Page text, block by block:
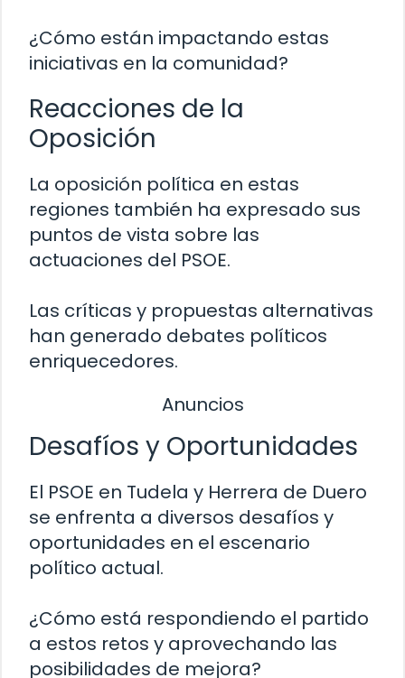
¿Cómo están impactando estas
iniciativas en la comunidad?
Reacciones de la
Oposición
La oposición política en estas
regiones también ha expresado sus
puntos de vista sobre las
actuaciones del PSOE.
Las críticas y propuestas alternativas
han generado debates políticos
enriquecedores.
Anuncios
Desafíos y Oportunidades
El PSOE en Tudela y Herrera de Duero
se enfrenta a diversos desafíos y
oportunidades en el escenario
político actual.
¿Cómo está respondiendo el partido
a estos retos y aprovechando las
posibilidades de mejora?